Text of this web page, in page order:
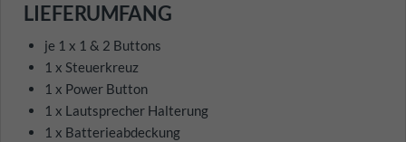
LIEFERUMFANG
je 1 x 1 & 2 Buttons
1 x Steuerkreuz
1 x Power Button
1 x Lautsprecher Halterung
1 x Batterieabdeckung